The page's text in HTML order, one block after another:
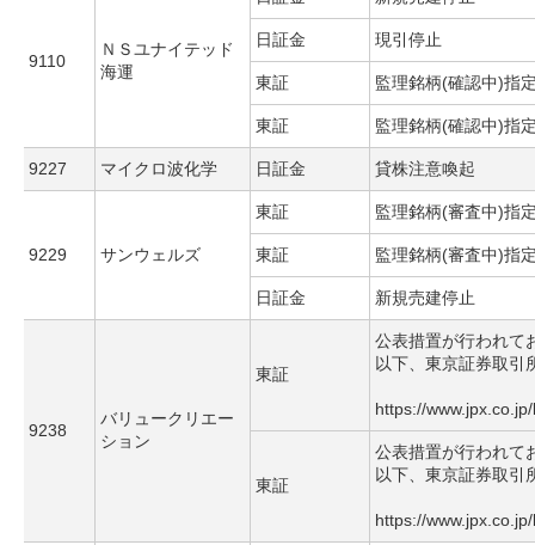
9110
ＮＳユナイテッド
海運
日証金 現引停止
東証 監理銘柄(確認中)指
東証 監理銘柄(確認中)指
9227 マイクロ波化学 日証金 貸株注意喚起
9229 サンウェルズ
東証 監理銘柄(審査中)指
東証 監理銘柄(審査中)指
日証金 新規売建停止
9238
バリュークリエー
ション
東証
公表措置が行われて
以下、東京証券取引
https://
東証
公表措置が行われて
以下、東京証券取引
https://